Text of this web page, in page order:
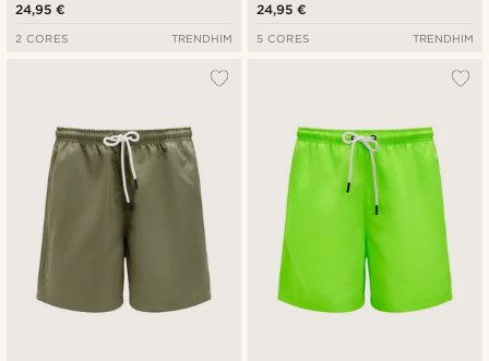
24,95 €
2 CORES TRENDHIM
24,95 €
5 CORES TRENDHIM